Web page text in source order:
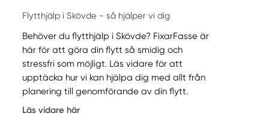
Flytthjälp i Skövde - så hjälper vi dig
Behöver du flytthjälp i Skövde? FixarFasse är
här för att göra din flytt så smidig och
stressfri som möjligt. Läs vidare för att
upptäcka hur vi kan hjälpa dig med allt från
planering till genomförande av din flytt.
Läs vidare här